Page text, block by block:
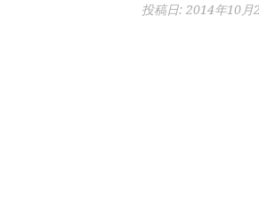
投稿日: 2014年10月